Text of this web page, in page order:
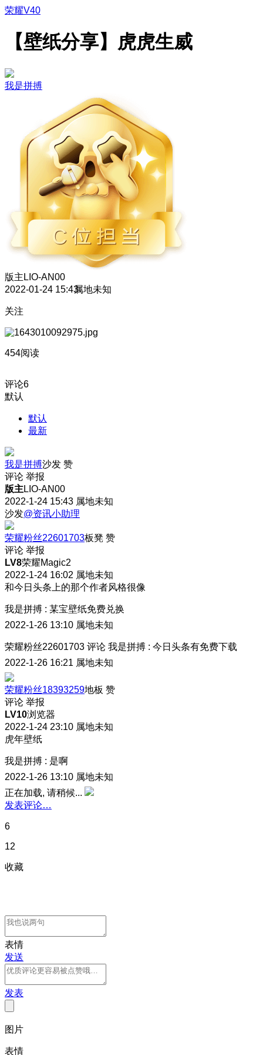
荣耀V40
【壁纸分享】虎虎生威
我是拼搏
版主 LIO-AN00
2022-01-24 15:43属地未知
关注
454阅读
评论6
默认
默认
最新
我是拼搏沙发 赞
评论 举报
版主LIO-AN00
2022-1-24 15:43 属地未知
沙发@资讯小助理
荣耀粉丝22601703板凳 赞
评论 举报
LV8荣耀Magic2
2022-1-24 16:02 属地未知
和今日头条上的那个作者风格很像
我是拼搏 : 某宝壁纸免费兑换
2022-1-26 13:10 属地未知
荣耀粉丝22601703 评论 我是拼搏 : 今日头条有免费下载
2022-1-26 16:21 属地未知
荣耀粉丝18393259地板 赞
评论 举报
LV10浏览器
2022-1-24 23:10 属地未知
虎年壁纸
我是拼搏 : 是啊
2022-1-26 13:10 属地未知
正在加载, 请稍候...
发表评论…
6
12
收藏
表情
发送
发表
图片
表情